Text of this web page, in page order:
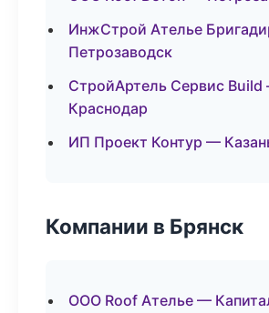
ИнжСтрой Ателье
Петрозаводск
СтройАртель Сервис
Краснодар
ИП Проект Контур —
Компании в Брянск
ООО Roof Ателье —